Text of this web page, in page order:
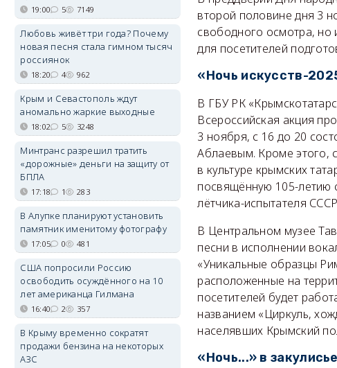
второй половине дня 3
свободного осмотра, но
для посетителей
«Ночь искусств-
В ГБУ РК
Всероссийская акция
3 ноября, с 16 до 20
Аблаевым. Кроме этого,
в культуре крымских
посвящённую 105-летию
лётчика-испытателя
В Центральном музее
песни в исполнении
«Уникальные образцы
расположенные на
посетителей будет
названием «Циркуль,
населявших Крымский
«Ночь...» в
19:00 5 7149
Любовь живёт три года? Почему
новая песня стала гимном тысяч
россиянок
18:20 4 962
Крым и Севастополь ждут
аномально жаркие выходные
18:02 5 3248
Минтранс разрешил тратить
«дорожные» деньги на защиту от
БПЛА
17:18 1 283
В Алупке планируют установить
памятник именитому фотографу
17:05 0 481
США попросили Россию
освободить осуждённого на 10
лет американца Гилмана
16:40 2 357
В Крыму временно сократят
продажи бензина на некоторых
АЗС